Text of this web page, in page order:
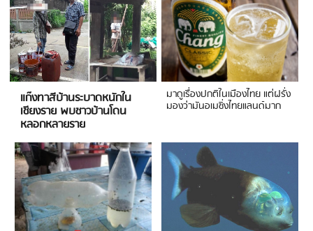
แก๊งทาสีบ้านระบาดหนักใน
เชียงราย พบชาวบ้านโดน
หลอกหลายราย
มาดูเรื่องปกติในเมืองไทย แต่ฝรั่ง
มองว่ามันอเมซิ่งไทยแลนด์มาก